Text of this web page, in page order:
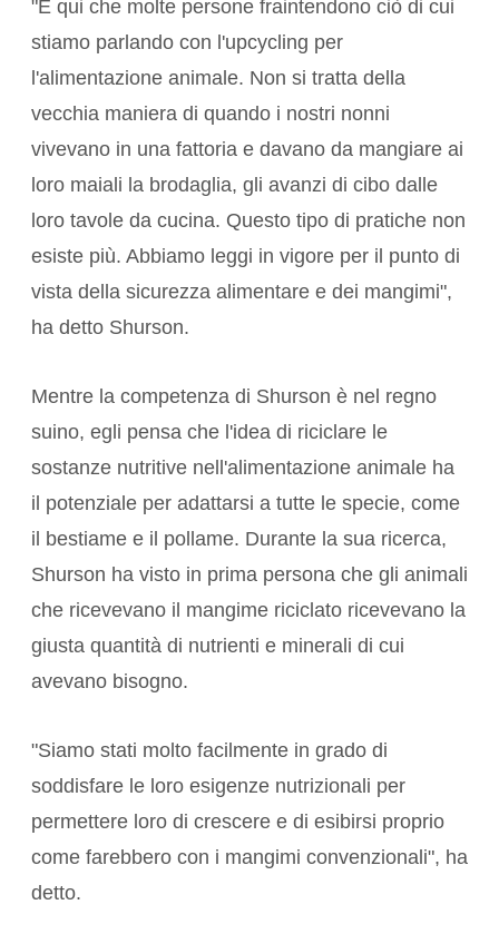
"È qui che molte persone fraintendono ciò di cui
stiamo parlando con l'upcycling per
l'alimentazione animale. Non si tratta della
vecchia maniera di quando i nostri nonni
vivevano in una fattoria e davano da mangiare ai
loro maiali la brodaglia, gli avanzi di cibo dalle
loro tavole da cucina. Questo tipo di pratiche non
esiste più. Abbiamo leggi in vigore per il punto di
vista della sicurezza alimentare e dei mangimi",
ha detto Shurson.
Mentre la competenza di Shurson è nel regno
suino, egli pensa che l'idea di riciclare le
sostanze nutritive nell'alimentazione animale ha
il potenziale per adattarsi a tutte le specie, come
il bestiame e il pollame. Durante la sua ricerca,
Shurson ha visto in prima persona che gli animali
che ricevevano il mangime riciclato ricevevano la
giusta quantità di nutrienti e minerali di cui
avevano bisogno.
"Siamo stati molto facilmente in grado di
soddisfare le loro esigenze nutrizionali per
permettere loro di crescere e di esibirsi proprio
come farebbero con i mangimi convenzionali", ha
detto.